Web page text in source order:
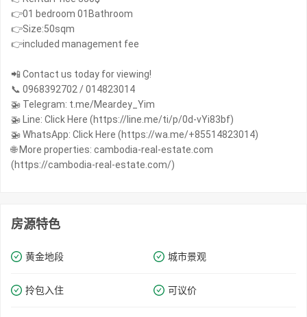
👉01 bedroom 01Bathroom
👉Size:50sqm
👉included management fee
📲 Contact us today for viewing!
📞 0968392702 / 014823014
🚁 Telegram: t.me/Meardey_Yim
🚁 Line: Click Here (https://line.me/ti/p/0d-vYi83bf)
🚁 WhatsApp: Click Here (https://wa.me/+85514823014)
🌐 More properties: cambodia-real-estate.com
(https://cambodia-real-estate.com/)
房源特色
黄金地段 城市景观
拎包入住 可议价